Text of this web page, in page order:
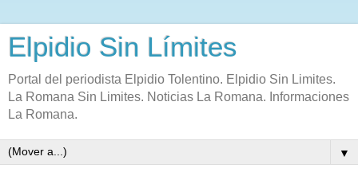
Elpidio Sin Límites
Portal del periodista Elpidio Tolentino. Elpidio Sin Limites.
La Romana Sin Limites. Noticias La Romana. Informaciones
La Romana.
▼